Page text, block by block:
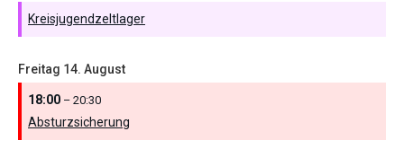
Kreisjugendzeltlager
Freitag 14. August
18:00 – 20:30
Absturzsicherung